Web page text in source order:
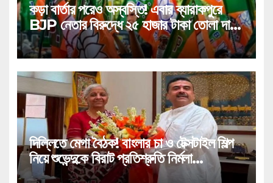
কড়া বার্তার পরেও অস্বস্তি! এবার ব্যারাকপুরে
BJP নেতার বিরুদ্ধে ২৫ হাজার টাকা তোলা দাবির
গুরুতর অভিযোগ, ভাইরাল অডিও!
দিল্লিতে মেগা বৈঠক! বাংলার চা ও টেক্সটাইল শিল্প
নিয়ে শুভেন্দুকে বিরাট প্রতিশ্রুতি নির্মলা
সীতারামণের!